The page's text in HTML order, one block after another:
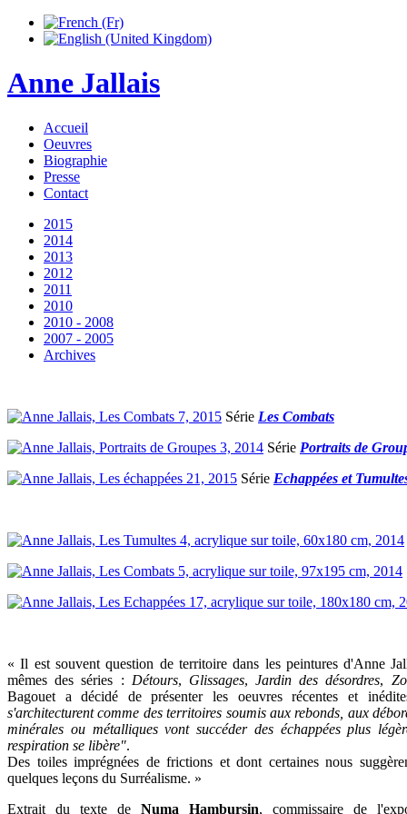
Anne Jallais
Accueil
Oeuvres
Biographie
Presse
Contact
2015
2014
2013
2012
2011
2010
2010 - 2008
2007 - 2005
Archives
Série Les Combats
Série Portraits de
Série Echappées et
« Il est souvent question de territoire dans les peintures d'Anne
mêmes des séries : Détours, Glissages,Jardin des désordres,
Bagouet a décidé de présenter les oeuvres récentes et
s'architecturent comme des territoires soumis aux rebonds, aux
minérales ou métalliques vont succéder des échappées plus
respiration se libère".
Des toiles imprégnées de frictions et dont certaines nous
quelques leçons du Surréalisme. »
Extrait du texte de Numa Hambursin, commissaire de